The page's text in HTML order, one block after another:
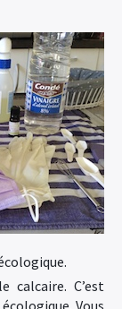
calcaire. C’est
Vous